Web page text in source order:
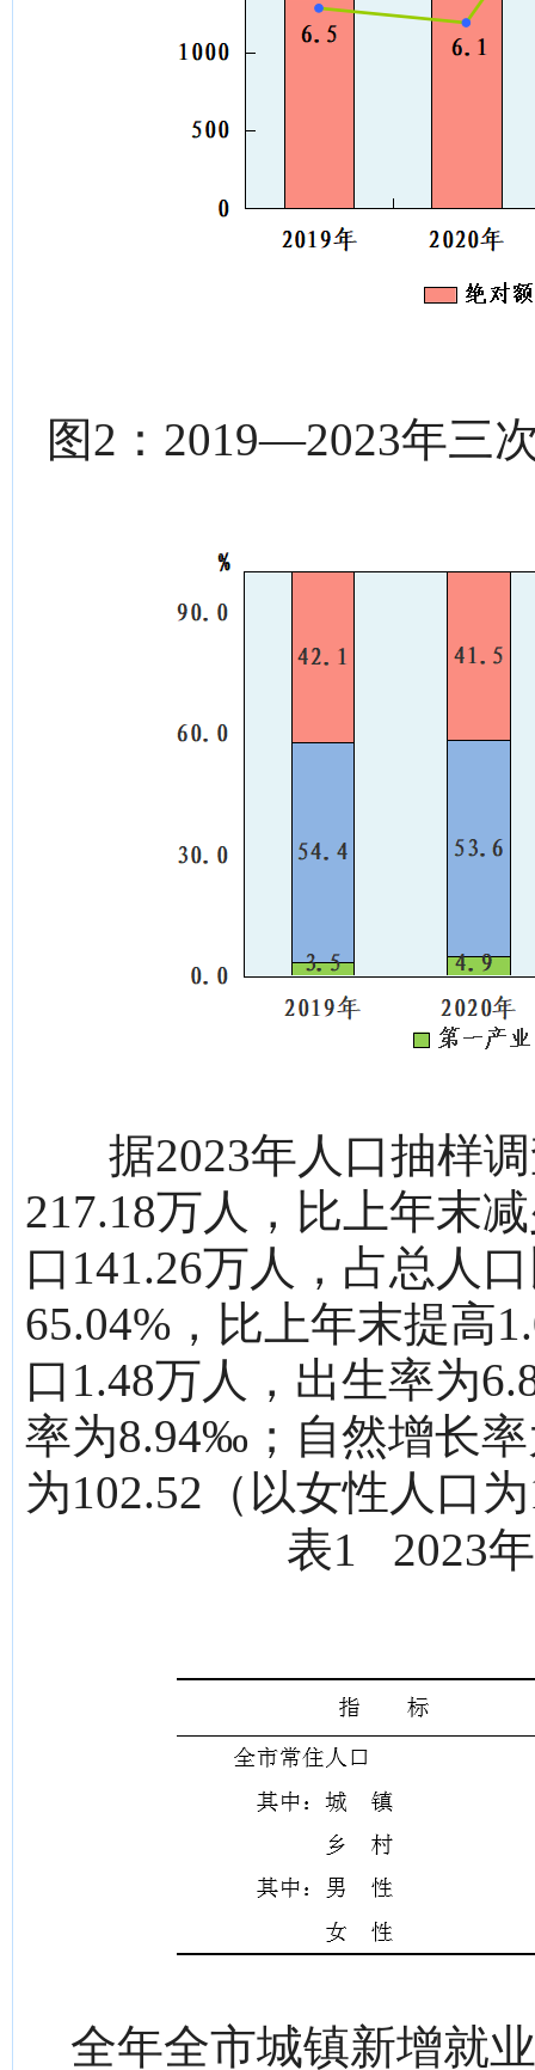
图2：2019—2023年三
据2023年人口抽样
217.18万人，比上年末
口141.26万人，占总人
65.04%，比上年末提高
口1.48万人，出生率为
率为8.94‰；自然增长
为102.52（以女性人口
表1 2023
全年全市城镇新增就